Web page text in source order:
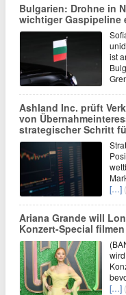
Bulgarien: Drohne in
wichtiger Gaspipeline
ist
Ashland Inc. prüft
von
strategischer Schritt
[…]
Ariana Grande will
Konzert-Special filmen
[…]